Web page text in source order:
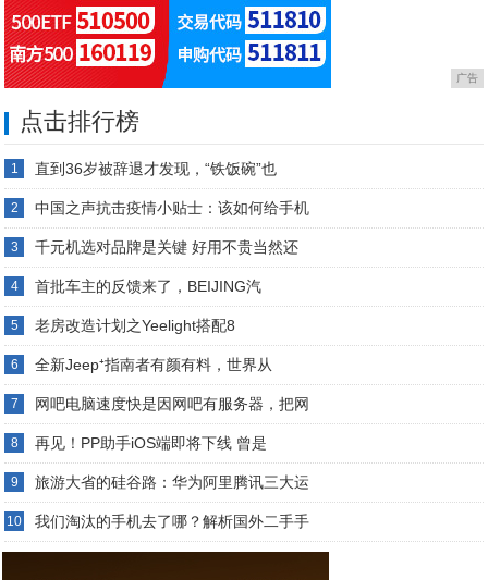
广告
点击排行榜
1 直到36岁被辞退才发现，“铁饭碗”也
2 中国之声抗击疫情小贴士：该如何给手机
3 千元机选对品牌是关键 好用不贵当然还
4 首批车主的反馈来了，BEIJING汽
5 老房改造计划之Yeelight搭配8
6 全新Jeep⁺指南者有颜有料，世界从
7 网吧电脑速度快是因网吧有服务器，把网
8 再见！PP助手iOS端即将下线 曾是
9 旅游大省的硅谷路：华为阿里腾讯三大运
10 我们淘汰的手机去了哪？解析国外二手手